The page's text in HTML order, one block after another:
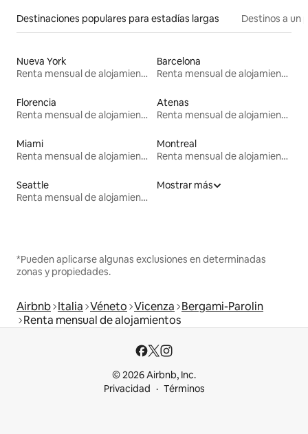
Destinaciones populares para estadías largas Destinos a un
Nueva York
Renta mensual de alojamientos
Barcelona
Renta mensual de alojamientos
Florencia
Renta mensual de alojamientos
Atenas
Renta mensual de alojamientos
Miami
Renta mensual de alojamientos
Montreal
Renta mensual de alojamientos
Seattle
Renta mensual de alojamientos
Mostrar más
*Pueden aplicarse algunas exclusiones en determinadas
zonas y propiedades.
Airbnb Italia Véneto Vicenza Bergami-Parolin
Renta mensual de alojamientos
© 2026 Airbnb, Inc.
Privacidad
Términos